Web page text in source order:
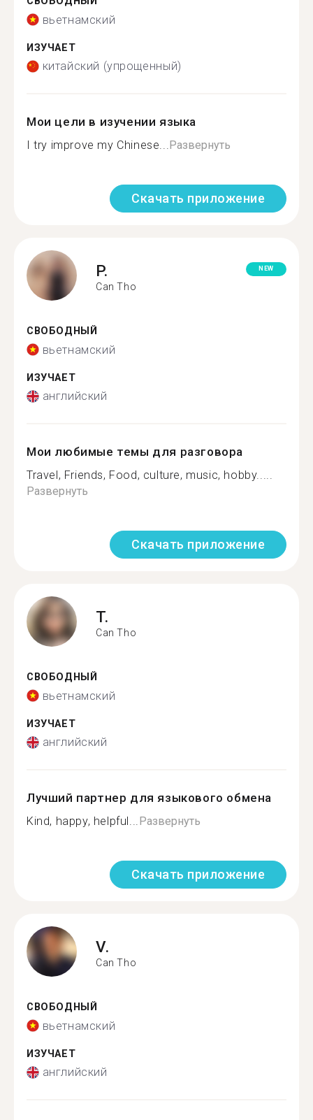
вьетнамский
ИЗУЧАЕТ
китайский (упрощенный)
Мои цели в изучении языка
I try improve my Chinese...Развернуть
Скачать приложение
P.
Can Tho
NEW
СВОБОДНЫЙ
вьетнамский
ИЗУЧАЕТ
английский
Мои любимые темы для разговора
Travel, Friends, Food, culture, music, hobby.....
Развернуть
Скачать приложение
T.
Can Tho
СВОБОДНЫЙ
вьетнамский
ИЗУЧАЕТ
английский
Лучший партнер для языкового обмена
Kind, happy, helpful...Развернуть
Скачать приложение
V.
Can Tho
СВОБОДНЫЙ
вьетнамский
ИЗУЧАЕТ
английский